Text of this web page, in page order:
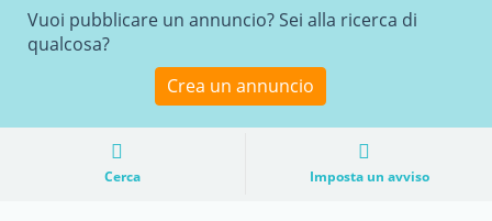
Vuoi pubblicare un annuncio? Sei alla ricerca di
qualcosa?
Crea un annuncio
Cerca Imposta un avviso